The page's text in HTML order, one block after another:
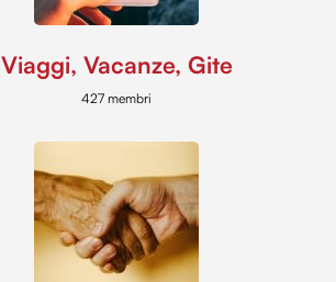
Viaggi, Vacanze, Gite
427 membri